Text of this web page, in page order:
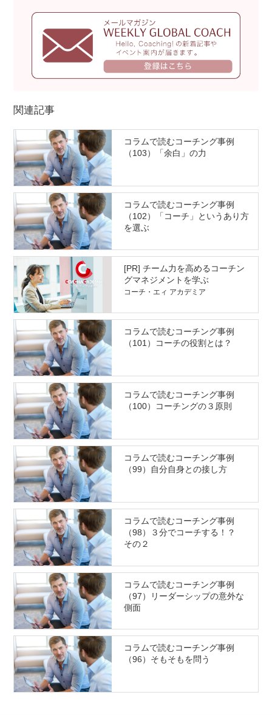
関連記事
コラムで読むコーチング事例
（103）「余白」の力
コラムで読むコーチング事例
（102）「コーチ」というあり方
を選ぶ
[PR] チーム力を高めるコーチン
グマネジメントを学ぶ
コーチ・エィ アカデミア
コラムで読むコーチング事例
（101）コーチの役割とは？
コラムで読むコーチング事例
（100）コーチングの３原則
コラムで読むコーチング事例
（99）自分自身との接し方
コラムで読むコーチング事例
（98）３分でコーチする！？
その２
コラムで読むコーチング事例
（97）リーダーシップの意外な
側面
コラムで読むコーチング事例
（96）そもそもを問う